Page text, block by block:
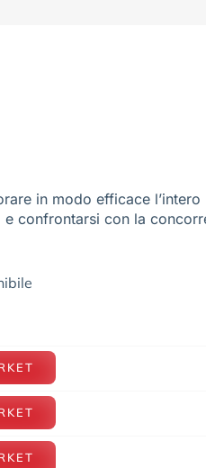
in modo efficace
confrontarsi con la